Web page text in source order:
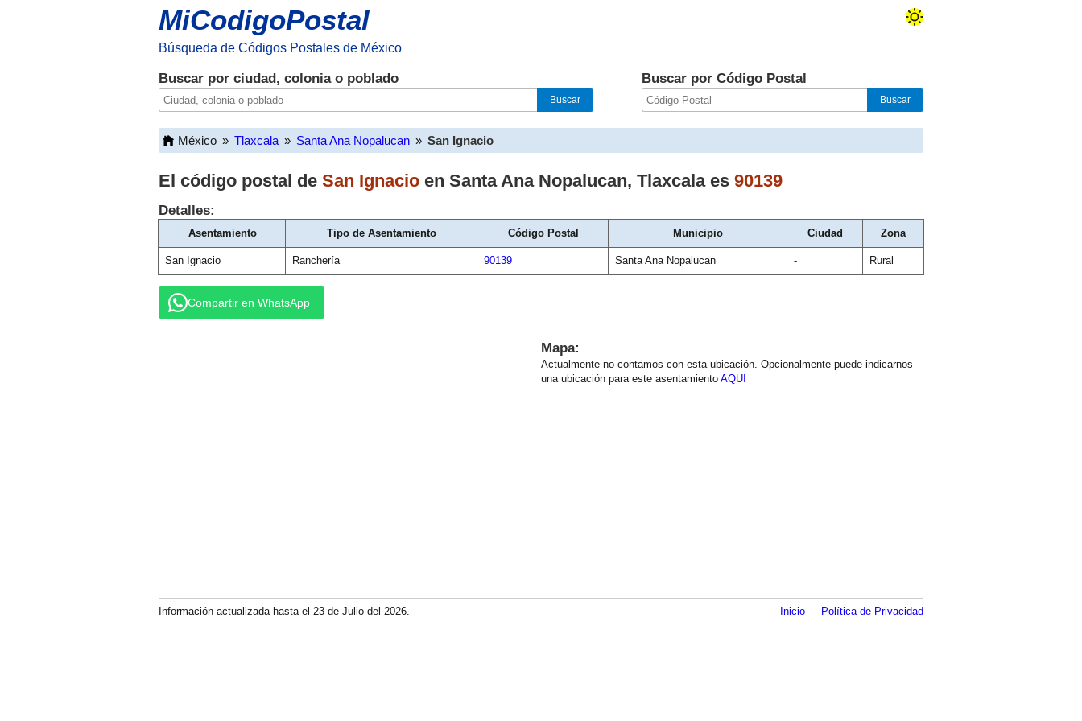
MiCodigoPostal
Búsqueda de Códigos Postales de México
Buscar por ciudad, colonia o poblado Buscar por Código Postal
México » Tlaxcala » Santa Ana Nopalucan » San Ignacio
El código postal de San Ignacio en Santa Ana Nopalucan, Tlaxcalaes 90139
Detalles:
Asentamiento Tipo de Asentamiento Código Postal Municipio Ciudad Zona
San Ignacio Ranchería 90139 Santa Ana Nopalucan - Rural
Compartir en WhatsApp
Mapa:
Actualmente no contamos con esta ubicación. Opcionalmente puede indicarnos
una ubicación para este asentamiento AQUI
Información actualizada hasta el 23 de Julio del 2026. Inicio Política de Privacidad